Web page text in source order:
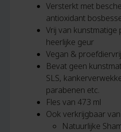
Versterkt met
antioxidant
Vrij van kunstmatige
heerlijke geur
Vegan & proefdiervrij
Bevat geen
SLS,
parabenen etc.
Fles van 473 ml
Ook verkrijgbaar
Natuurlijke